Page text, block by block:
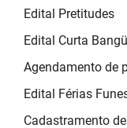
Edital Pretitudes
Edital Curta
Agendamento de
Edital Férias
Cadastramento